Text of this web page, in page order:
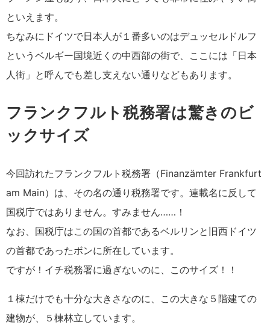
といえます。
ちなみにドイツで日本人が１番多いのはデュッセルドルフ
というベルギー国境近くの中西部の街で、ここには「日本
人街」と呼んでも差し支えない通りなどもあります。
フランクフルト税務署は驚きのビ
ックサイズ
今回訪れたフランクフルト税務署（Finanzämter Frankfurt
am Main）は、その名の通り税務署です。連載名に反して
国税庁ではありません。すみません……！
なお、国税庁はこの国の首都であるベルリンと旧西ドイツ
の首都であったボンに所在しています。
ですが！イチ税務署に過ぎないのに、このサイズ！！
１棟だけでも十分な大きさなのに、この大きな５階建ての
建物が、５棟林立しています。